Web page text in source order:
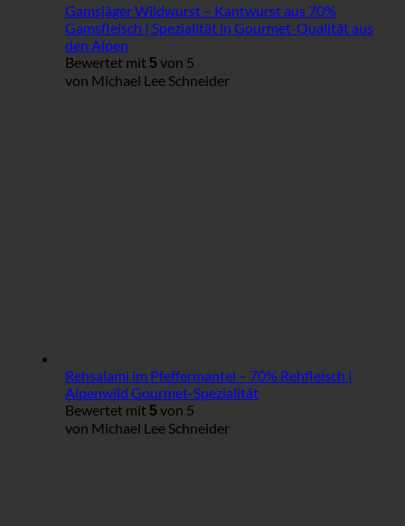
Gamsjäger Wildwurst – Kantwurst aus 70%
Gamsfleisch | Spezialität in Gourmet-Qualität aus
den Alpen
Bewertet mit 5 von 5
von Michael Lee Schneider
Rehsalami im Pfeffermantel – 70% Rehfleisch |
Alpenwild Gourmet-Spezialität
Bewertet mit 5 von 5
von Michael Lee Schneider